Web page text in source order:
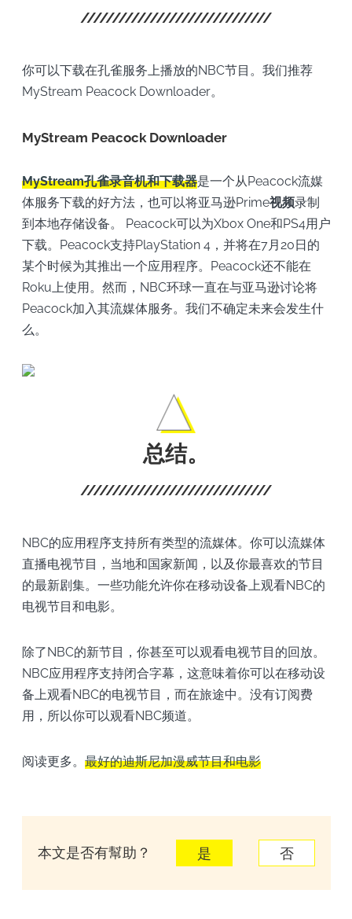
你可以下载在孔雀服务上播放的NBC节目。我们推荐
MyStream Peacock Downloader。
MyStream Peacock Downloader
MyStream孔雀录音机和下载器是一个从Peacock流媒
体服务下载的好方法，也可以将亚马逊Prime视频录制
到本地存储设备。 Peacock可以为Xbox One和PS4用户
下载。Peacock支持PlayStation 4，并将在7月20日的
某个时候为其推出一个应用程序。Peacock还不能在
Roku上使用。然而，NBC环球一直在与亚马逊讨论将
Peacock加入其流媒体服务。我们不确定未来会发生什
么。
总结。
NBC的应用程序支持所有类型的流媒体。你可以流媒体
直播电视节目，当地和国家新闻，以及你最喜欢的节目
的最新剧集。一些功能允许你在移动设备上观看NBC的
电视节目和电影。
除了NBC的新节目，你甚至可以观看电视节目的回放。
NBC应用程序支持闭合字幕，这意味着你可以在移动设
备上观看NBC的电视节目，而在旅途中。没有订阅费
用，所以你可以观看NBC频道。
阅读更多。 最好的迪斯尼加漫威节目和电影
本文是否有幫助？ 是 否